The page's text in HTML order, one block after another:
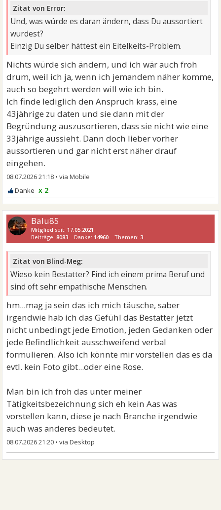
Zitat von Error:
Und, was würde es daran ändern, dass Du aussortiert
wurdest?
Einzig Du selber hättest ein Eitelkeits-Problem.
Nichts würde sich ändern, und ich wär auch froh
drum, weil ich ja, wenn ich jemandem näher komme,
auch so begehrt werden will wie ich bin.
Ich finde lediglich den Anspruch krass, eine
43jährige zu daten und sie dann mit der
Begründung auszusortieren, dass sie nicht wie eine
33jährige aussieht. Dann doch lieber vorher
aussortieren und gar nicht erst näher drauf
eingehen.
08.07.2026 21:18 •
x 2
Balu85
Mitglied seit: 17.05.2021
Beiträge:8083 Danke: 14960 Themen: 3
Zitat von Blind-Meg:
Wieso kein Bestatter? Find ich einem prima Beruf und
sind oft sehr empathische Menschen.
hm...mag ja sein das ich mich täusche, saber
irgendwie hab ich das Gefühl das Bestatter jetzt
nicht unbedingt jede Emotion, jeden Gedanken oder
jede Befindlichkeit ausschweifend verbal
formulieren. Also ich könnte mir vorstellen das es da
evtl. kein Foto gibt...oder eine Rose.
Man bin ich froh das unter meiner
Tätigkeitsbezeichnung sich eh kein Aas was
vorstellen kann, diese je nach Branche irgendwie
auch was anderes bedeutet.
08.07.2026 21:20 •